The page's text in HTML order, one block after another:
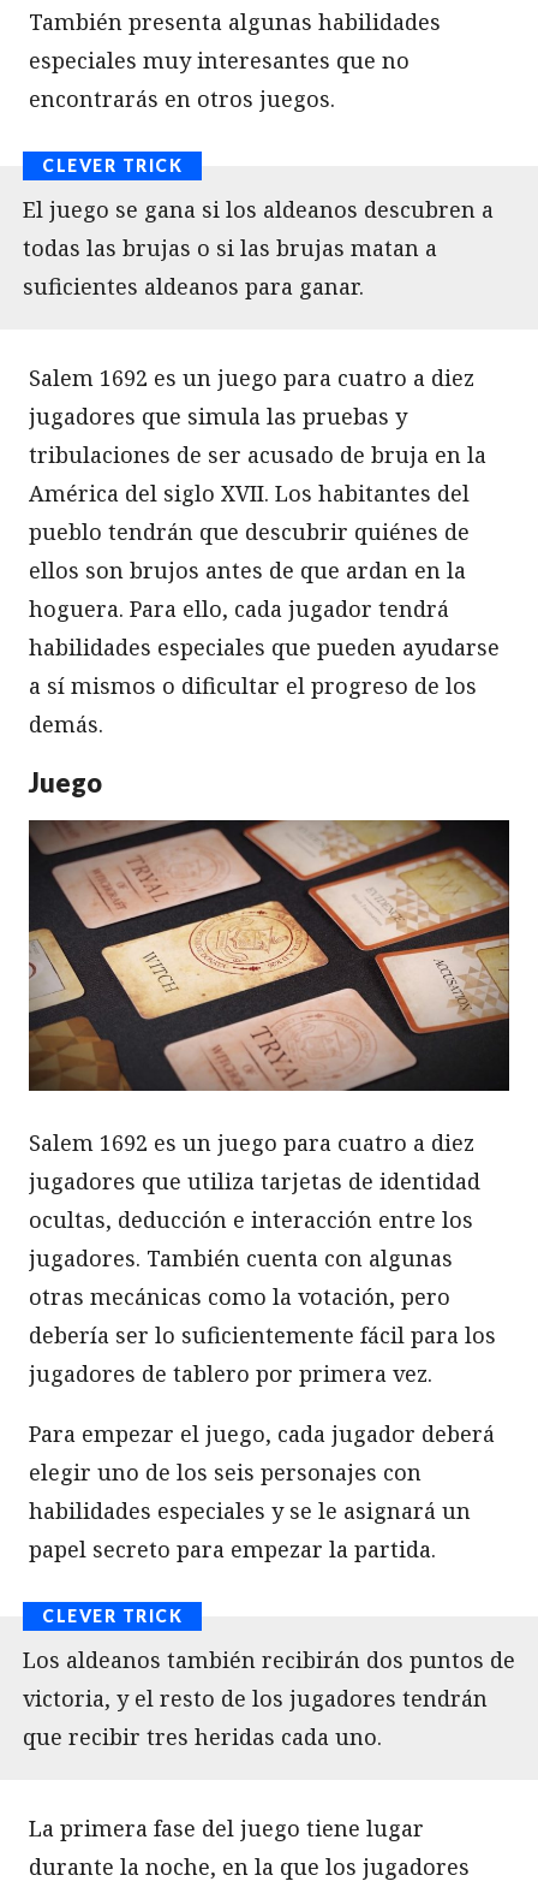
También presenta algunas habilidades
especiales muy interesantes que no
encontrarás en otros juegos.
El juego se gana si los aldeanos descubren a
todas las brujas o si las brujas matan a
suficientes aldeanos para ganar.
Salem 1692 es un juego para cuatro a diez
jugadores que simula las pruebas y
tribulaciones de ser acusado de bruja en la
América del siglo XVII. Los habitantes del
pueblo tendrán que descubrir quiénes de
ellos son brujos antes de que ardan en la
hoguera. Para ello, cada jugador tendrá
habilidades especiales que pueden ayudarse
a sí mismos o dificultar el progreso de los
demás.
Juego
Salem 1692 es un juego para cuatro a diez
jugadores que utiliza tarjetas de identidad
ocultas, deducción e interacción entre los
jugadores. También cuenta con algunas
otras mecánicas como la votación, pero
debería ser lo suficientemente fácil para los
jugadores de tablero por primera vez.
Para empezar el juego, cada jugador deberá
elegir uno de los seis personajes con
habilidades especiales y se le asignará un
papel secreto para empezar la partida.
Los aldeanos también recibirán dos puntos de
victoria, y el resto de los jugadores tendrán
que recibir tres heridas cada uno.
La primera fase del juego tiene lugar
durante la noche, en la que los jugadores